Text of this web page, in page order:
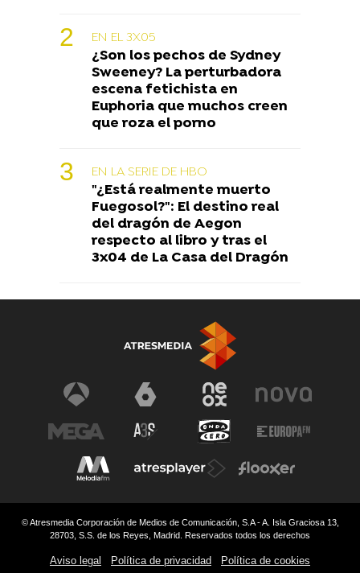
EN EL 3X05
¿Son los pechos de Sydney
Sweeney? La perturbadora
escena fetichista en
Euphoria que muchos creen
que roza el porno
EN LA SERIE DE HBO
"¿Está realmente muerto
Fuegosol?": El destino real
del dragón de Aegon
respecto al libro y tras el
3x04 de La Casa del Dragón
© Atresmedia Corporación de Medios de Comunicación, S.A - A. Isla Graciosa 13,
28703, S.S. de los Reyes, Madrid. Reservados todos los derechos
Aviso legal Política de privacidad Política de cookies